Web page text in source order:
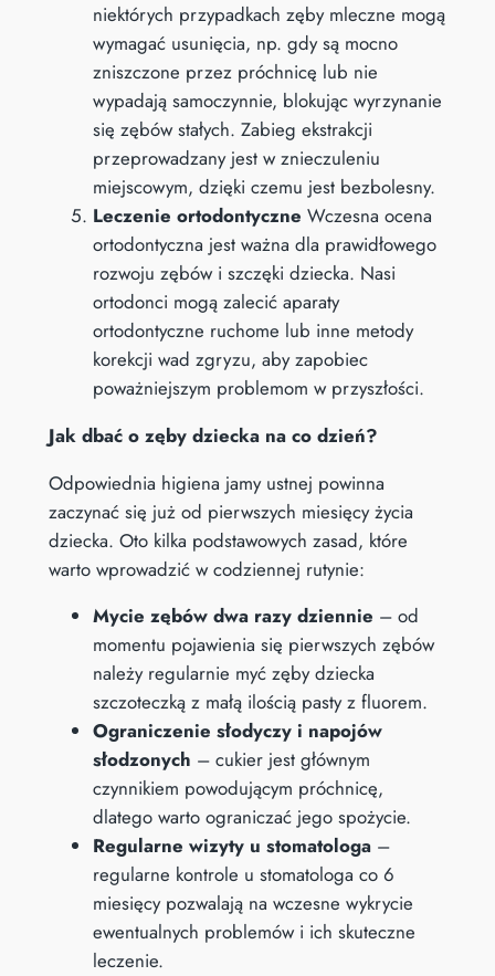
niektórych przypadkach zęby mleczne mogą
wymagać usunięcia, np. gdy są mocno
zniszczone przez próchnicę lub nie
wypadają samoczynnie, blokując wyrzynanie
się zębów stałych. Zabieg ekstrakcji
przeprowadzany jest w znieczuleniu
miejscowym, dzięki czemu jest bezbolesny.
Leczenie ortodontyczne Wczesna ocena
ortodontyczna jest ważna dla prawidłowego
rozwoju zębów i szczęki dziecka. Nasi
ortodonci mogą zalecić aparaty
ortodontyczne ruchome lub inne metody
korekcji wad zgryzu, aby zapobiec
poważniejszym problemom w przyszłości.
Jak dbać o zęby dziecka na co dzień?
Odpowiednia higiena jamy ustnej powinna
zaczynać się już od pierwszych miesięcy życia
dziecka. Oto kilka podstawowych zasad, które
warto wprowadzić w codziennej rutynie:
Mycie zębów dwa razy dziennie – od
momentu pojawienia się pierwszych zębów
należy regularnie myć zęby dziecka
szczoteczką z małą ilością pasty z fluorem.
Ograniczenie słodyczy i napojów
słodzonych – cukier jest głównym
czynnikiem powodującym próchnicę,
dlatego warto ograniczać jego spożycie.
Regularne wizyty u stomatologa–
regularne kontrole u stomatologa co 6
miesięcy pozwalają na wczesne wykrycie
ewentualnych problemów i ich skuteczne
leczenie.